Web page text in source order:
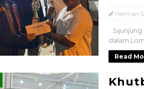
Sijunjung
dalam
Read